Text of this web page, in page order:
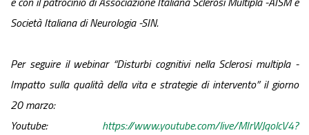
Società Italiana di Neurologia -SIN.
Per seguire il webinar “Disturbi cognitivi nella Sclerosi multipla -
Impatto sulla qualità della vita e strategie di intervento” il giorno
20 marzo:
Youtube: https://www.youtube.com/live/MIrWJqolcV4?